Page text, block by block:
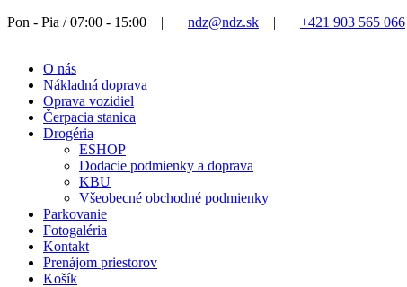
Pon - Pia / 07:00 - 15:00
| ndz@ndz.sk | +421 903 565 066
O nás
Nákladná doprava
Oprava vozidiel
Čerpacia stanica
Drogéria
ESHOP
Dodacie podmienky a doprava
KBU
Všeobecné obchodné podmienky
Parkovanie
Fotogaléria
Kontakt
Prenájom priestorov
Košík